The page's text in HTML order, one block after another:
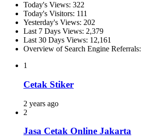
Today's Views: 322
Today's Visitors: 111
Yesterday's Views: 202
Last 7 Days Views: 2,379
Last 30 Days Views: 12,161
Overview of Search Engine Referrals:
1
Cetak Stiker
2 years ago
2
Jasa Cetak Online Jakarta